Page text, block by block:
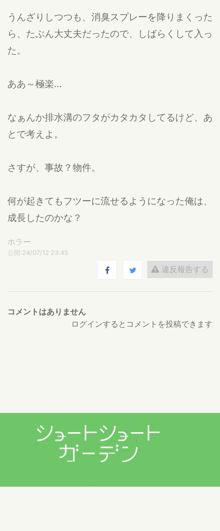
うんざりしつつも、消臭スプレーを降りまくった
ら、たぶん大丈夫だったので、しばらくして入っ
た。
ああ～極楽…
なぁんか排水溝のフタがカタカタしてるけど、あ
とで考えよ。
さすが、事故？物件。
何が起きてもフツーに流せるようになった俺は、
成長したのかな？
ホラー
公開:24/07/12 23:45
違反報告する
コメントはありません
ログインするとコメントを投稿できます
プライバシーポリシー 利用規約 お問い合わせ